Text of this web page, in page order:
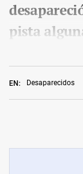
EN: Desaparecidos
pista